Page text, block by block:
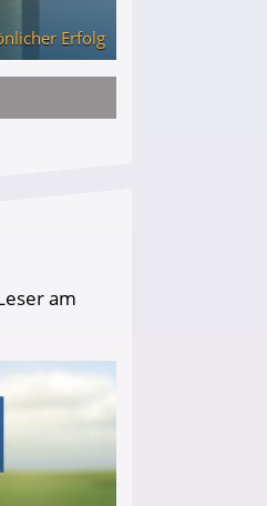
Erfolg
am